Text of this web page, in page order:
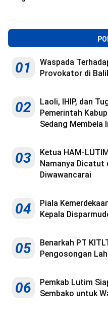
01
Waspada
Provokator di
02
Laoli, IHIP, dan
Pemerintah
Sedang Membela
03
Ketua HAM-
Namanya Dicatut
Diwawancarai
04
Piala
Kepala
05
Benarkah PT
Pengosongan
06
Pemkab Lutim
Sembako untuk